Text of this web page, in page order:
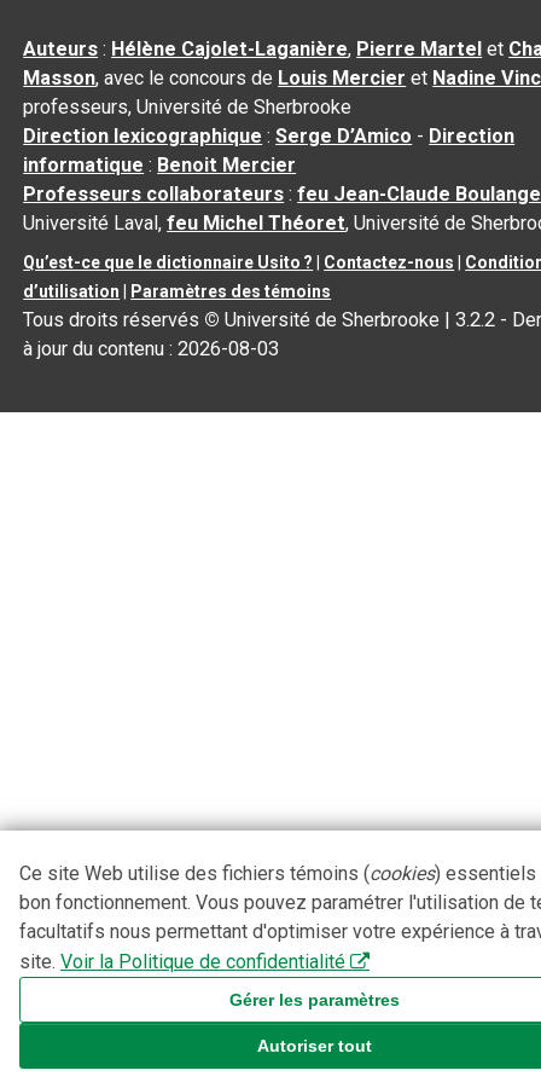
Auteurs : Hélène Cajolet-Laganière, Pierre Martel et
Masson, avec le concours de Louis Mercier et Nadine
professeurs, Université de Sherbrooke
Direction lexicographique :Serge D’Amico - Direction
informatique : Benoit Mercier
Professeurs collaborateurs :feu Jean-Claude
Université Laval,feu Michel Théoret, Université de
Qu’est-ce que le dictionnaire Usito ? Contactez-nous
d’utilisation
Paramètres des témoins
Tous droits réservés © Université de Sherbrooke |3.2.2 -
à jour du contenu :2026-08-03
Ce site Web utilise des fichiers témoins (cookies) essentiels
bon fonctionnement. Vous pouvez paramétrer l'utilisation de
facultatifs nous permettant d'optimiser votre expérience à
site. Voir la Politique de confidentialité
Gérer les paramètres
Autoriser tout